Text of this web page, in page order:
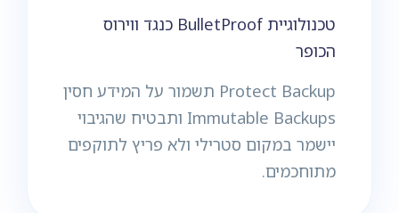
טכנולוגיית BulletProof כנגד ווירוס
הכופר
Protect Backup תשמור על המידע חסין
Immutable Backups ותבטיח שהגיבוי
יישמר במקום סטרילי ולא פריץ לתוקפים
מתוחכמים.